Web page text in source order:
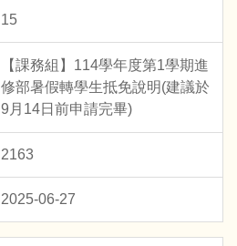
15
【課務組】114學年度第1學期進
修部暑假轉學生抵免說明(建議於
9月14日前申請完畢)
2163
2025-06-27